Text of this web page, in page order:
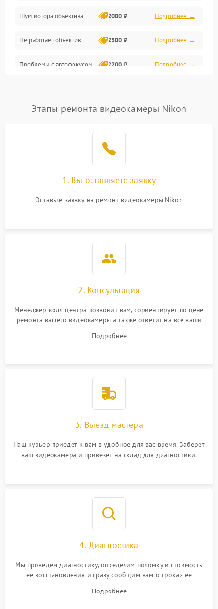
Шум мотора объектива 2000 ₽ Подробнее →
Не работает объектив 2500 ₽ Подробнее →
Проблемы с автофокусом 2200 ₽ Подробнее →
2200 ₽
Не работает стабилизация
2300 ₽ Подробнее →
Этапы ремонта видеокамеры Nikon
1. Вы оставляете заявку
Оставьте заявку на ремонт видеокамеры Nikon
2. Консультация
Менеджер колл центра позвонит вам, сориентирует по цене
ремонта вашего видеокамеры а также ответит на все ваши
Подробнее
3. Выезд мастера
Наш курьер приедет к вам в удобное для вас время. Заберет
ваш видеокамера и привезет на склад для диагностики.
4. Диагностика
Мы проведем диагностику, определим поломку и стоимость
ее восстановления и сразу сообщим вам о сроках ее
Подробнее